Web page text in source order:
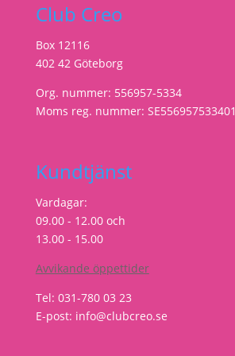
Club Creo
Box 12116
402 42 Göteborg
Org. nummer: 556957-5334
Moms reg. nummer: SE556957533401
Kundtjänst
Vardagar:
09.00 - 12.00 och
13.00 - 15.00
Avvikande öppettider
Tel: 031-780 03 23
E-post: info@clubcreo.se